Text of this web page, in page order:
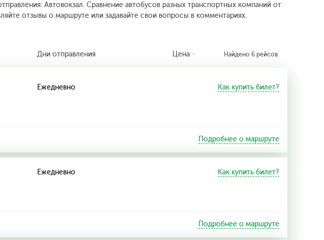
Автовокзал. Сравнение автобусов разных транспортных компаний от
отзывы о маршруте или задавайте свои вопросы в комментариях.
Дни отправления Цена Найдено 6 рейсов.
Ежедневно Как купить билет?
Подробнее о маршруте
Ежедневно Как купить билет?
Подробнее о маршруте